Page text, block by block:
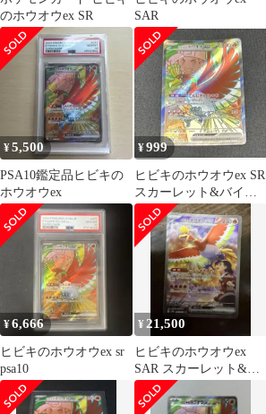
のホウオウex SR
SAR
¥5,500
PSA10鑑定品ヒビキの
ホウオウex
¥999
ヒビキのホウオウex SR
スカーレット&バイオ
レット 熱風のアリーナ
¥6,666
ヒビキのホウオウex sr
psa10
¥ 21,500
ヒビキのホウオウex
SAR スカーレット&バ
イオレット 強化拡張パ
ック 熱風…